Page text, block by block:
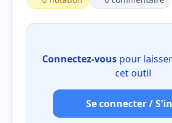
Connectez-vous pour
cet outil
Se connecter /